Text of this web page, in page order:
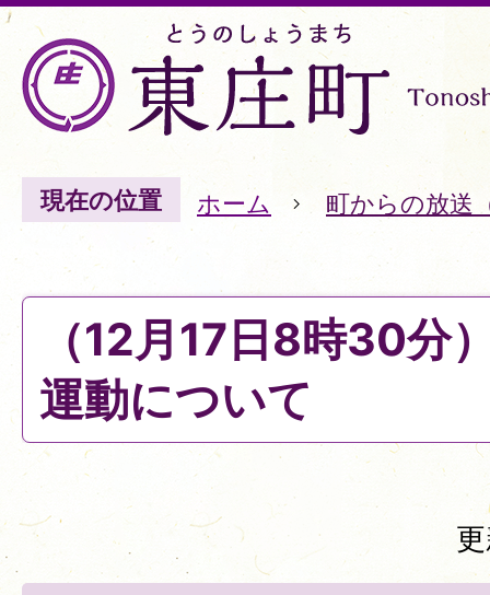
現在の位置 ホーム 町からの放送
（12月17日8時30分
運動について